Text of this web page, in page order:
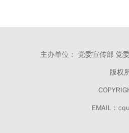
主办单位： 党委宣传部 党
版权
EMAIL：